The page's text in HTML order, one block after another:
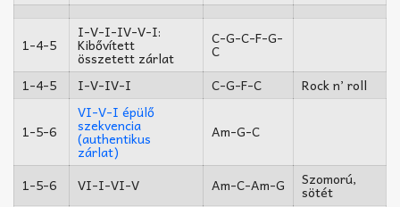
1-4-5
I-V-I-IV-V-I:
Kibővített
összetett zárlat
C-G-C-F-G-
C
1-4-5
I-V-IV-I C-G-F-C Rock n’ roll
1-5-6
VI-V-I épülő
szekvencia
(authentikus
zárlat)
Am-G-C
1-5-6 VI-I-VI-V Am-C-Am-G Szomorú,
sötét